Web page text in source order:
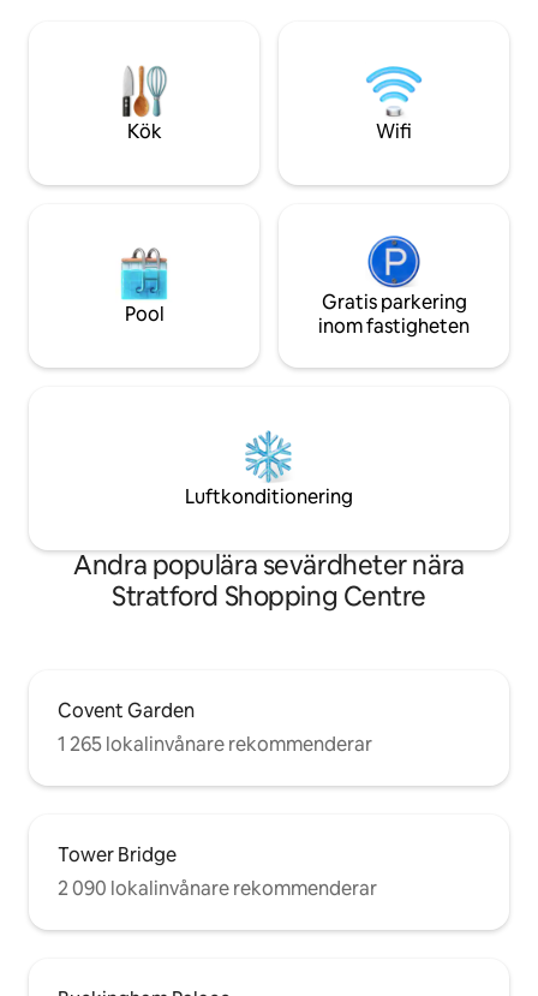
bara några minuter från O2 Arena,
Canary Wharf och London City Airport,
Stratford, Tower Hill.
Victoria DLR
minuter Naturligtvis är hela London
lättillgängligt
Kök Wifi
Pool
Gratis parkering
inom fastigheten
Luftkonditionering
Andra populära sevärdheter nära
Stratford Shopping Centre
Covent Garden
1 265 lokalinvånare rekommenderar
Tower Bridge
2 090 lokalinvånare rekommenderar